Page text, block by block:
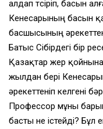
алдап түсіріп, басын
Кенесарының басын
басшысының
Батыс Сібірдегі бір
Қазақтар жер қойнына
жылдан бері
әрекеттеніп келгені
Профессор мұны барып
басты не істейді? Бұл